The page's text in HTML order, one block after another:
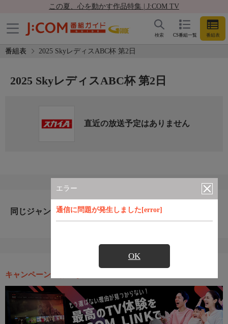
この夏、心を動かす作品特集 | J:COM TV
CS番組一覧 番組表
検索
番組表 2025 SkyレディスABC杯 第2日
エラー
通信に問題が発生しました[error]
OK
2025 SkyレディスABC杯 第2日
直近の放送予定はありません
同じジャンルのおすすめ番組
キャンペーン・お得な情報